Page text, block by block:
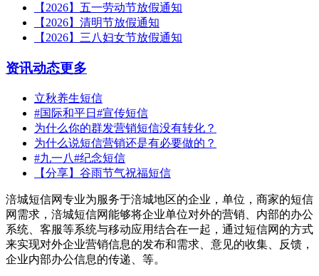
【2026】五一劳动节放假通知
【2026】清明节放假通知
【2026】三八妇女节放假通知
资讯动态更多
立秋养生短信
#国际和平日#宣传短信
为什么你的群发营销短信没有转化？
为什么说短信营销还是有必要做的？
#九一八#纪念短信
【分享】谷雨节气祝福短信
涪城短信网专业为服务于涪城地区的企业，单位，商家的短信
网需求，涪城短信网能够将企业单位对外的营销、内部的办公
系统、客服等系统与移动应用结合在一起，通过短信网的方式
来实现对外企业营销信息的发布和需求、意见的收集、反馈，
企业内部办公信息的传递、等。